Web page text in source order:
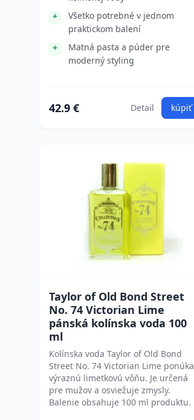
Všetko potrebné v jednom
praktickom balení
Matná pasta a púder pre
moderný styling
42.9 € Detail kúpiť
Taylor of Old Bond Street
No. 74 Victorian Lime
pánská kolínska voda 100
ml
Kolínska voda Taylor of Old Bond
Street No. 74 Victorian Lime ponúka
výraznú limetkovú vôňu. Je určená
pre mužov a osviežuje zmysly.
Balenie obsahuje 100 ml produktu.